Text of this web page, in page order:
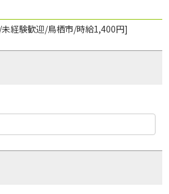
経験歓迎/鳥栖市/時給1,400円]